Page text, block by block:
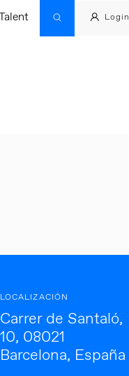
Login
LOCALIZACIÓN
Carrer de Santaló,
10, 08021
Barcelona, España